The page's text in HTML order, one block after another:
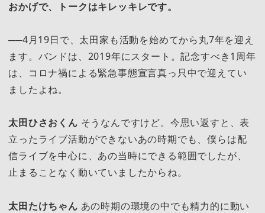
おかげで、トークはキレッキレです。
──4月19日で、太田家も活動を始めてから丸7年を迎え
ます。バンドは、2019年にスタート。記念すべき1周年
は、コロナ禍による緊急事態宣言真っ只中で迎えてい
ましたよね。
太田ひさおくん そうなんですけど。今思い返すと、表
立ったライブ活動ができないあの時期でも、僕らは配
信ライブを中心に、あの当時にできる範囲でしたが、
止まることなく動いていましたからね。
太田たけちゃん あの時期の環境の中でも精力的に動い